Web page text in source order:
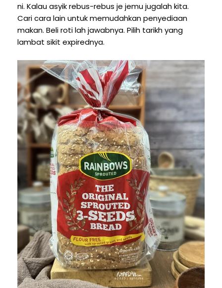
ni. Kalau asyik rebus-rebus je jemu jugalah kita.
Cari cara lain untuk memudahkan penyediaan
makan. Beli roti lah jawabnya. Pilih tarikh yang
lambat sikit expirednya.